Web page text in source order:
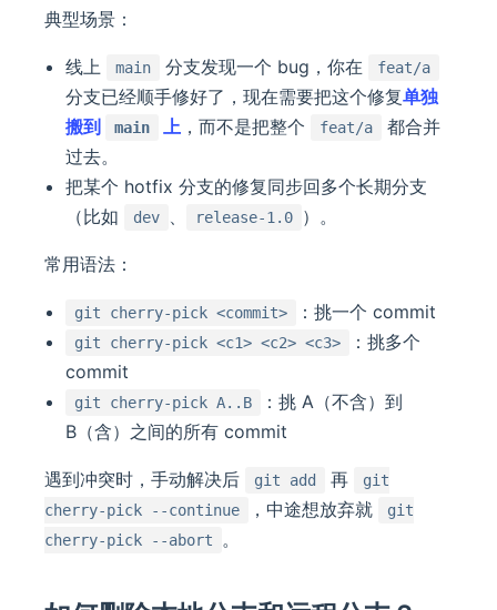
典型场景：
线上 main 分支发现一个 bug，你在 feat/a
分支已经顺手修好了，现在需要把这个修复单独
搬到
main 上 ，而不是把整个 feat/a
都合并
过去。
把某个 hotfix 分支的修复同步回多个长期分支
（比如
dev release-1.0 ）。
常用语法：
git cherry-pick <commit> ：挑一个 commit
git cherry-pick <c1> <c2> <c3>
：挑多个
commit
git cherry-pick A..B
：挑 A（不含）到
B（含）之间的所有 commit
遇到冲突时，手动解决后 git add 再
git
cherry-pick --continue
，中途想放弃就
git
cherry-pick --abort
。